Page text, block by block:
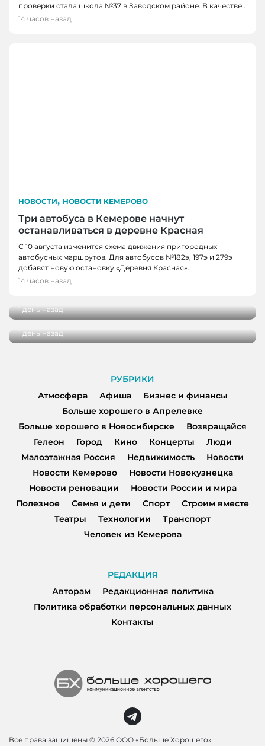
проверки стала школа №37 в Заводском районе. В качестве..
14 часов назад
НОВОСТИ, НОВОСТИ КЕМЕРОВО
Три автобуса в Кемерове начнут
останавливаться в деревне Красная
С 10 августа изменится схема движения пригородных
автобусных маршрутов. Для автобусов №182э, 197э и 279э
добавят новую остановку «Деревня Красная»..
14 часов назад
НОВОСТИ
В Кузбассе наградили лучших тренеров,
1 день назад
НОВОСТИ, НОВОСТИ КЕМЕРОВО
годом
1 день назад
РУБРИКИ
Атмосфера
Афиша
Бизнес и финансы
Больше хорошего в Апрелевке
Больше хорошего в Новосибирске
Возвращайся
Гелеон
Город Кино Концерты
Люди
Малоэтажная Россия
Недвижимость
Новости
Новости Кемерово
Новости Новокузнецка
Новости реновации
Новости России и мира
Полезное
Семья и дети Спорт
Строим вместе
Театры
Технологии
Транспорт
Человек из Кемерова
РЕДАКЦИЯ
Авторам
Редакционная политика
Политика обработки персональных данных
Контакты
Все права защищены © 2026 ООО «Больше Хорошего»